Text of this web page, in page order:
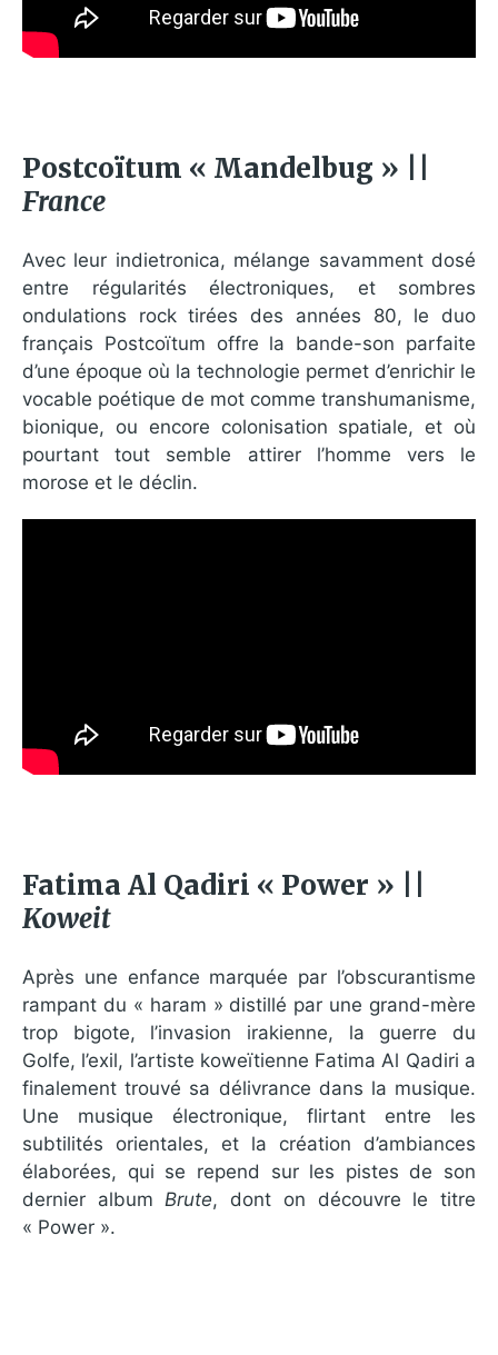
Postcoïtum « Mandelbug » ||
France
Avec leur indietronica, mélange savamment dosé
entre régularités électroniques, et sombres
ondulations rock tirées des années 80, le duo
français Postcoïtum offre la bande-son parfaite
d’une époque où la technologie permet d’enrichir le
vocable poétique de mot comme transhumanisme,
bionique, ou encore colonisation spatiale, et où
pourtant tout semble attirer l’homme vers le
morose et le déclin.
Fatima Al Qadiri « Power » ||
Koweit
Après une enfance marquée par l’obscurantisme
rampant du « haram » distillé par une grand-mère
trop bigote, l’invasion irakienne, la guerre du
Golfe, l’exil, l’artiste koweïtienne Fatima Al Qadiri a
finalement trouvé sa délivrance dans la musique.
Une musique électronique, flirtant entre les
subtilités orientales, et la création d’ambiances
élaborées, qui se repend sur les pistes de son
dernier album Brute, dont on découvre le titre
« Power ».